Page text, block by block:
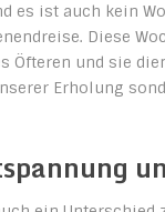
es ist auch kein
Diese
Öfteren und sie
Erholung